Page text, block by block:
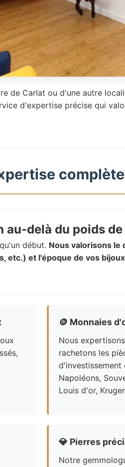
de Carlat ou d'une autre
d'expertise précise qui
delà du poids
début. Nous valorisons le
etc.) et l'époque de vos bijoux
🪙 Monnaies
Nous
rachetons les
d'investissement
Napoléons,
Louis d'or,
💎 Pierres
Notre